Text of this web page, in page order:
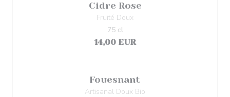
Cidre Rose
Fruité Doux
14,00 EUR
75 cl
Fouesnant
Artisanal Doux Bio